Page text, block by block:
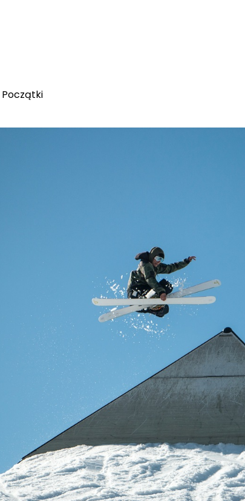
Początki